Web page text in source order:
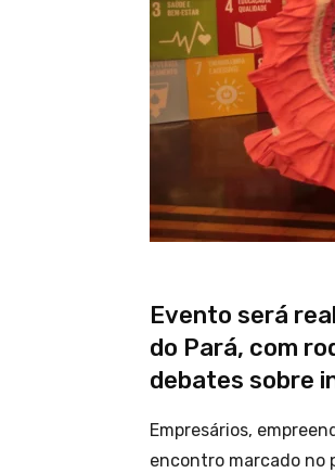
Evento será
do Pará, com
debates sobre
Empresários,
encontro marcado no